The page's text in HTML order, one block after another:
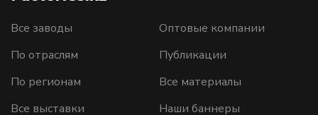
Все заводы
По отраслям
По регионам
Все выставки
Оптовые компании
Публикации
Все материалы
Наши баннеры